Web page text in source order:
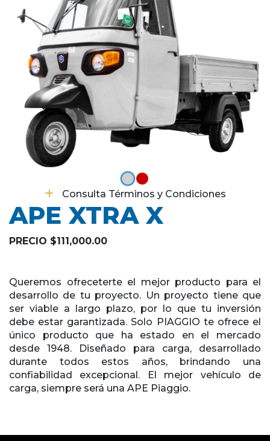
Consulta Términos y Condiciones
APE XTRA X
PRECIO $111,000.00
Queremos ofreceterte el mejor producto para el
desarrollo de tu proyecto. Un proyecto tiene que
ser viable a largo plazo, por lo que tu inversión
debe estar garantizada. Solo PIAGGIO te ofrece el
único producto que ha estado en el mercado
desde 1948. Diseñado para carga, desarrollado
durante todos estos años, brindando una
confiabilidad excepcional. El mejor vehículo de
carga, siempre será una APE Piaggio.